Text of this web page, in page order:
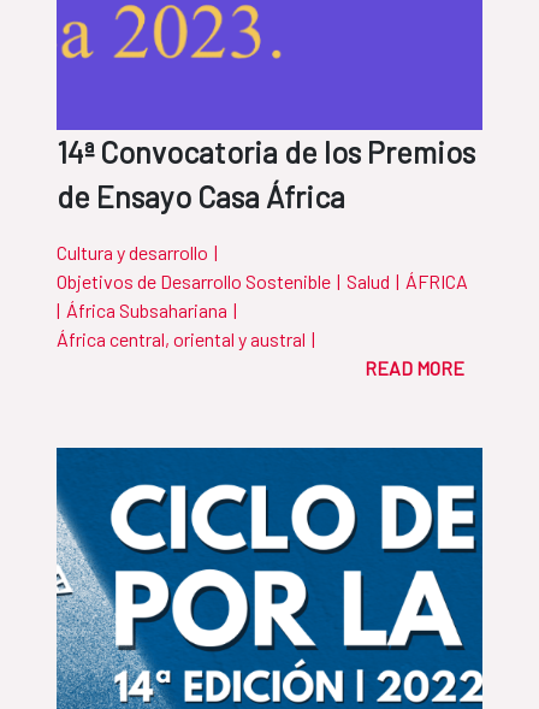
14ª Convocatoria de los Premios
de Ensayo Casa África
Cultura y desarrollo |
Objetivos de Desarrollo Sostenible | Salud | ÁFRICA
| África Subsahariana |
África central, oriental y austral |
READ MORE